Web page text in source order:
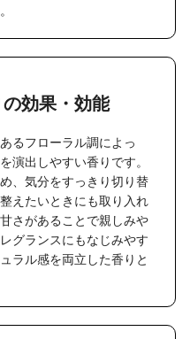
の効果・効能
るフローラル調によっ
演出しやすい香りです。
、気分をすっきり切り替
えたいときにも取り入れ
さがあることで親しみや
グランスにもなじみやす
ラル感を両立した香りと